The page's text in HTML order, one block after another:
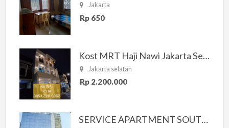
Jakarta
Rp 650
Kost MRT Haji Nawi Jakarta Selatan
Jakarta selatan
Rp 2.200.000
SERVICE APARTMENT SOUTH RESIDENCE